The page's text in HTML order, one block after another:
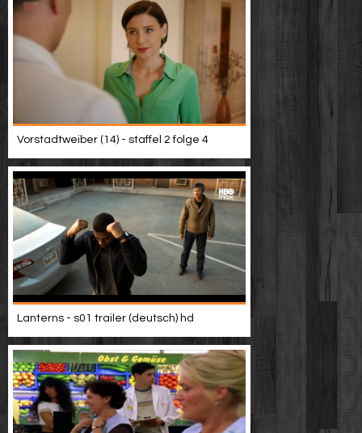
Vorstadtweiber (14) - staffel 2 folge 4
Lanterns - s01 trailer (deutsch) hd